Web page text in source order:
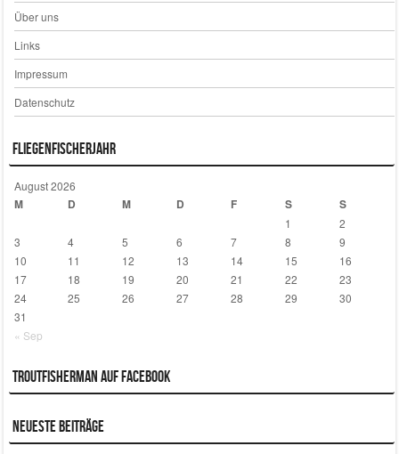
Über uns
Links
Impressum
Datenschutz
Fliegenfischerjahr
August 2026
M D M D F S S
« Sep
1
2
3
4 5 6 7 8
9
10
11 12 13 14 15
16
17
18 19 20 21 22
23
24
25 26 27 28 29
30
31
Troutfisherman auf Facebook
Neueste Beiträge